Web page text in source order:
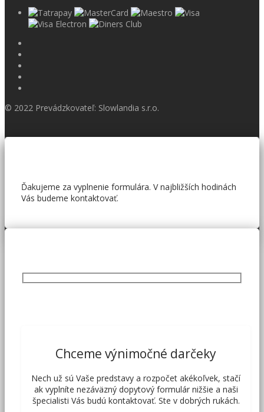
© 2022 Prevádzkovateľ: Slowlandia s.r.o.
Ďakujeme za vyplnenie formulára. V najbližších hodinách
Vás budeme kontaktovať.
Chceme výnimočné darčeky
Nech už sú Vaše predstavy a rozpočet akékoľvek, stačí
ak vyplníte nezáväzný dopytový formulár nižšie a naši
špecialisti Vás budú kontaktovať. Ste v dobrých rukách.